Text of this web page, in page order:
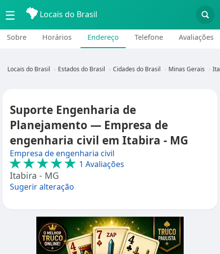
☰ Locais do Brasil
Sobre Horários Endereço Telefone Avaliações
Locais do Brasil Estados do Brasil Cidades do Brasil Minas Gerais
Suporte Engenharia de
Planejamento — Empresa de
engenharia civil em Itabira - MG
Empresa de engenharia civil
★★★★★ 1 Avaliações
Itabira - MG
Sugerir alteração